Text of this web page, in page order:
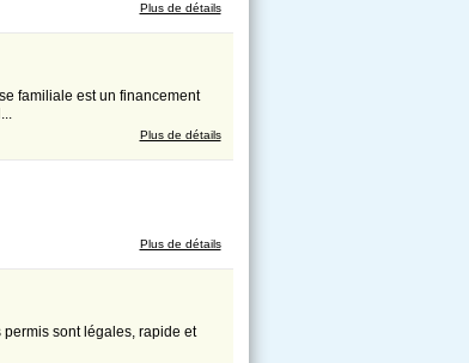
Plus de détails
familiale est un financement
Plus de détails
Plus de détails
sont légales, rapide et